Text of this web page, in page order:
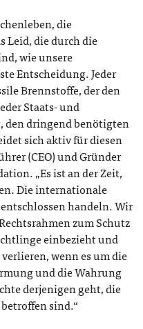
die
Leid, die durch die
wie unsere
Entscheidung. Jeder
Brennstoffe, der den
Staats- und
den dringend benötigten
sich aktiv für diesen
(CEO) und Gründer
„Es ist an der Zeit,
Die internationale
handeln. Wir
zum Schutz
einbezieht und
wenn es um die
und die Wahrung
derjenigen geht, die
sind.“